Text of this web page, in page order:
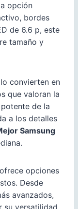
opción
bordes
de 6.6 p, este
tamaño y
convierten en
que valoran la
de la
a los detalles
Samsung
opciones
Desde
avanzados,